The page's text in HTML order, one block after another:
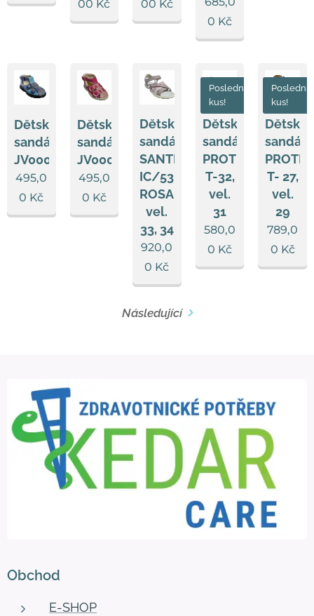
00 Kč
00 Kč
0 Kč
Dětské
sandále
JV0005/004
495,0
0 Kč
Dětské
sandále
JV0005a/001
495,0
0 Kč
Dětské
sandále
SANTÉ
IC/530970
ROSA,
vel.
33, 34
920,0
0 Kč
Dětské
sandále
PROTETIKA
T-32,
vel.
31
Poslední
kus!
580,0
0 Kč
Dětské
sandále
T- 27,
vel.
29
Poslední
kus!
789,0
0 Kč
Následující
Obchod
E-SHOP